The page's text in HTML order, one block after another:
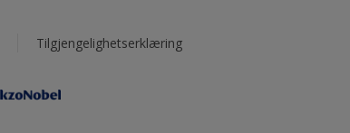
Tilgjengelighetserklæring